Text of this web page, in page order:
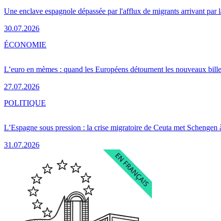
Une enclave espagnole dépassée par l'afflux de migrants arrivant par
30.07.2026
L’euro en mèmes : quand les Européens détournent les nouveaux
27.07.2026
ÉCONOMIE
L’Espagne sous pression : la crise migratoire de Ceuta met Schengen
31.07.2026
POLITIQUE